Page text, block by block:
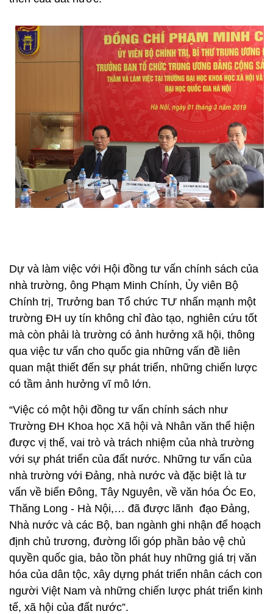
Dự và làm việc với Hội đồng tư vấn chính sách của
nhà trường, ông Phạm Minh Chính, Ủy viên Bộ
Chính trị, Trưởng ban Tổ chức TƯ nhấn mạnh một
trường ĐH uy tín không chỉ đào tạo, nghiên cứu tốt
mà còn phải là trường có ảnh hưởng xã hội, thông
qua việc tư vấn cho quốc gia những vấn đề liên
quan mật thiết đến sự phát triển, những chiến lược
có tầm ảnh hưởng vĩ mô lớn.
“Việc có một hội đồng tư vấn chính sách như
Trường ĐH Khoa học Xã hội và Nhân văn thể hiện
được vị thế, vai trò và trách nhiệm của nhà trường
với sự phát triển của đất nước. Những tư vấn của
nhà trường với Đảng, nhà nước và đặc biệt là tư
vấn về biển Đông, Tây Nguyên, về văn hóa Óc Eo,
Thăng Long - Hà Nội,… đã được lãnh đạo Đảng,
Nhà nước và các Bộ, ban ngành ghi nhận để hoạch
định chủ trương, đường lối góp phần bảo vệ chủ
quyền quốc gia, bảo tồn phát huy những giá trị văn
hóa của dân tộc, xây dựng phát triển nhân cách con
người Việt Nam và những chiến lược phát triển kinh
tế, xã hội của đất nước”.